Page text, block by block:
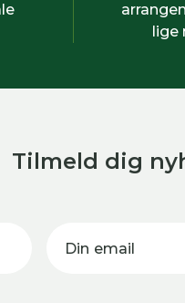
lige
Tilmeld dig
Din email